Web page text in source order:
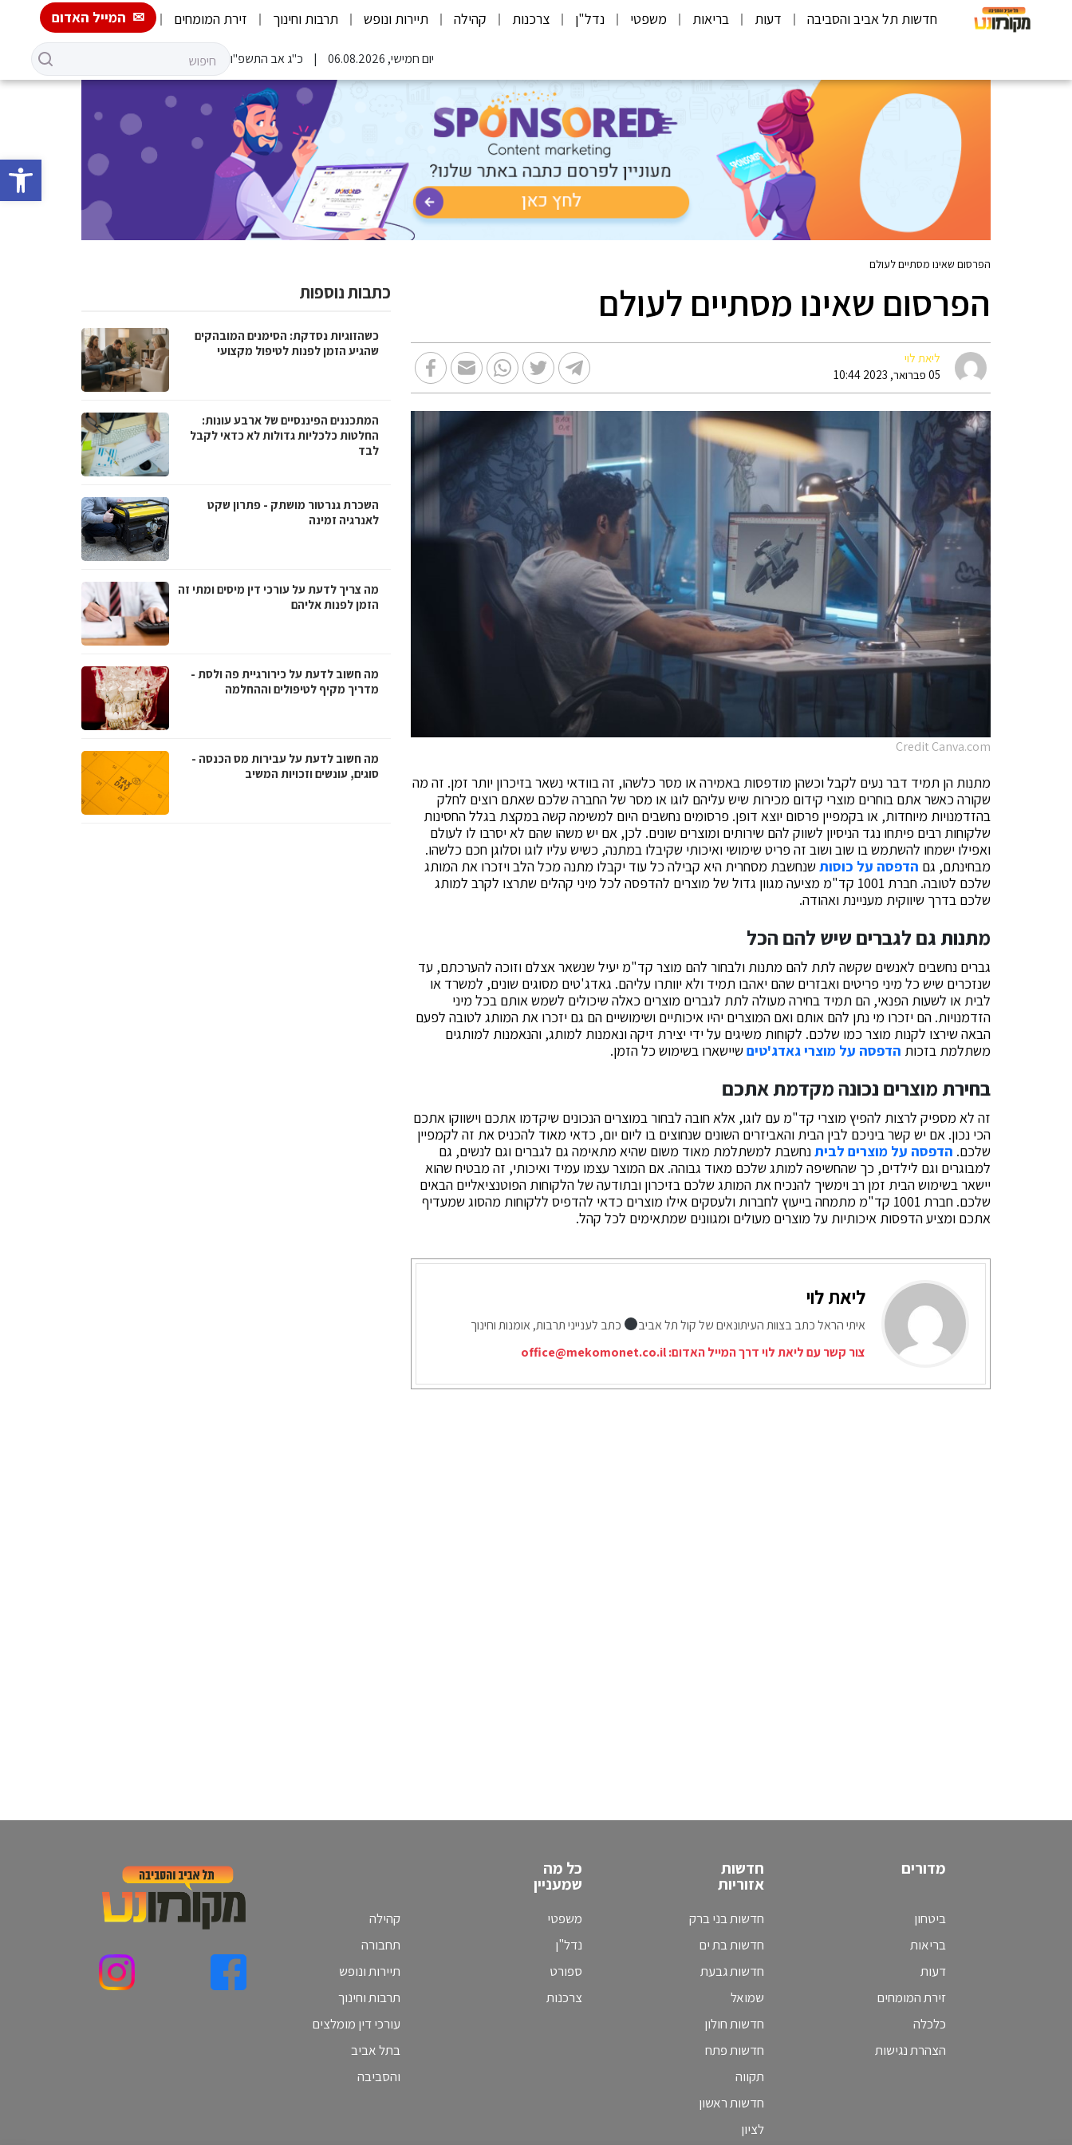
פתח
חדשות תל אביב והסביבה דעות בריאות משפטי נדל"ן צרכנות קהילה תיירות ונופש תרבות וחינוך זירת המומחים המייל האדום
יום חמישי, 06.08.2026 כ"ג אב התשפ"ו
הפרסום שאינו מסתיים לעולם
הפרסום שאינו מסתיים לעולם
ליאת לוי
05 פברואר, 2023 10:44
Credit Canva.com
מתנות הן תמיד דבר נעים לקבל וכשהן מודפסות באמירה או מסר כלשהו, זה בוודאי נשאר בזיכרון יותר זמן. זה מה
שקורה כאשר אתם בוחרים מוצרי קידום מכירות שיש עליהם לוגו או מסר של החברה שלכם שאתם רוצים לחלק
בהזדמנויות מיוחדות, או בקמפיין פרסום יוצא דופן. פרסומים נחשבים היום למשימה קשה במקצת בגלל החסינות
שלקוחות רבים פיתחו נגד הניסיון לשווק להם שירותים ומוצרים שונים. לכן, אם יש משהו שהם לא יסרבו לו לעולם
ואפילו ישמחו להשתמש בו שוב ושוב זה פריט שימושי ואיכותי שקיבלו במתנה, כשיש עליו לוגו וסלוגן חכם כלשהו.
מבחינתם, גם הדפסה על כוסותשנחשבת מסחרית היא קבילה כל עוד יקבלו מתנה מכל הלב ויזכרו את המותג
שלכם לטובה. חברת 1001 קד"מ מציעה מגוון גדול של מוצרים להדפסה לכל מיני קהלים שתרצו לקרב למותג
שלכם בדרך שיווקית מעניינת ואהודה.
מתנות גם לגברים שיש להם הכל
גברים נחשבים לאנשים שקשה לתת להם מתנות ולבחור להם מוצר קד"מ יעיל שנשאר אצלם וזוכה להערכתם, עד
שנזכרים שיש כל מיני פריטים ואבזרים שהם יאהבו תמיד ולא יוותרו עליהם. גאדג'טים מסוגים שונים, למשרד או
לבית או לשעות הפנאי, הם תמיד בחירה מעולה לתת לגברים מוצרים כאלה שיכולים לשמש אותם בכל מיני
הזדמנויות. הם יזכרו מי נתן להם אותם ואם המוצרים יהיו איכותיים ושימושיים הם גם יזכרו את המותג לטובה לפעם
הבאה שירצו לקנות מוצר כמו שלכם. לקוחות משיגים על ידי יצירת זיקה ונאמנות למותג, והנאמנות למותגים
משתלמת בזכות הדפסה על מוצרי גאדג'טיםשיישארו בשימוש כל הזמן.
בחירת מוצרים נכונה מקדמת אתכם
זה לא מספיק לרצות להפיץ מוצרי קד"מ עם לוגו, אלא חובה לבחור במוצרים הנכונים שיקדמו אתכם וישווקו אתכם
הכי נכון. אם יש קשר ביניכם לבין הבית והאביזרים השונים שנחוצים בו ליום יום, כדאי מאוד להכניס את זה לקמפיין
שלכם. הדפסה על מוצרים לביתנחשבת למשתלמת מאוד משום שהיא מתאימה גם לגברים וגם לנשים, גם
למבוגרים וגם לילדים, כך שהחשיפה למותג שלכם מאוד גבוהה. אם המוצר עצמו עמיד ואיכותי, זה מבטיח שהוא
יישאר בשימוש הבית זמן רב וימשיך להנכיח את המותג שלכם בזיכרון ובתודעה של הלקוחות הפוטנציאליים הבאים
שלכם. חברת 1001 קד"מ מתמחה בייעוץ לחברות ולעסקים אילו מוצרים כדאי להדפיס ללקוחות מהסוג שמעדיף
אתכם ומציע הדפסות איכותיות על מוצרים מעולים ומגוונים שמתאימים לכל קהל.
ליאת לוי
איתי הראל כתב בצוות העיתונאים של קול תל אביב
כתב לענייני תרבות, אומנות וחינוך
צור קשר עם ליאת לוי דרך המייל האדום:office@mekomonet.co.il
כתבות נוספות
כשהזוגיות נסדקת: הסימנים המובהקים
שהגיע הזמן לפנות לטיפול מקצועי
המתכננים הפיננסיים של ארבע עונות:
החלטות כלכליות גדולות לא כדאי לקבל
לבד
השכרת גנרטור מושתק - פתרון שקט
לאנרגיה זמינה
מה צריך לדעת על עורכי דין מיסים ומתי זה
הזמן לפנות אליהם
מה חשוב לדעת על כירורגיית פה ולסת -
מדריך מקיף לטיפולים וההחלמה
מה חשוב לדעת על עבירות מס הכנסה -
סוגים, עונשים וזכויות המשיב
מדורים
ביטחון
בריאות
דעות
זירת המומחים
כלכלה
הצהרת נגישות
חדשות
אזוריות
חדשות בני ברק
חדשות בת ים
חדשות גבעת
שמואל
חדשות חולון
חדשות פתח
תקווה
חדשות ראשון
לציון
כל מה
שמעניין
משפטי
נדל"ן
ספורט
צרכנות
קהילה
תחבורה
תיירות ונופש
תרבות וחינוך
עורכי דין מומלצים
בתל אביב
והסביבה